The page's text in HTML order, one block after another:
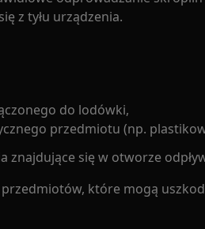
z tyłu urządzenia.
do lodówki,
przedmiotu (np.
znajdujące się w otworze
które mogą